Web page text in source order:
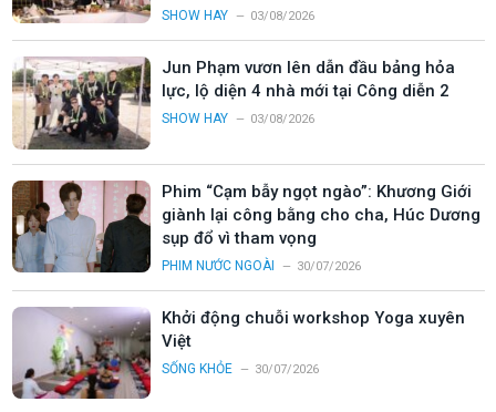
SHOW HAY 03/08/2026
Jun Phạm vươn lên dẫn đầu bảng hỏa
lực, lộ diện 4 nhà mới tại Công diễn 2
SHOW HAY 03/08/2026
Phim “Cạm bẫy ngọt ngào”: Khương Giới
giành lại công bằng cho cha, Húc Dương
sụp đổ vì tham vọng
PHIM NƯỚC NGOÀI 30/07/2026
Khởi động chuỗi workshop Yoga xuyên
Việt
SỐNG KHỎE 30/07/2026